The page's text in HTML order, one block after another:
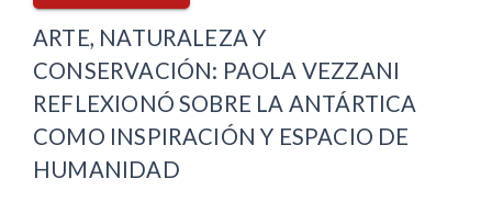
ARTE, NATURALEZA Y
CONSERVACIÓN: PAOLA VEZZANI
REFLEXIONÓ SOBRE LA ANTÁRTICA
COMO INSPIRACIÓN Y ESPACIO DE
HUMANIDAD